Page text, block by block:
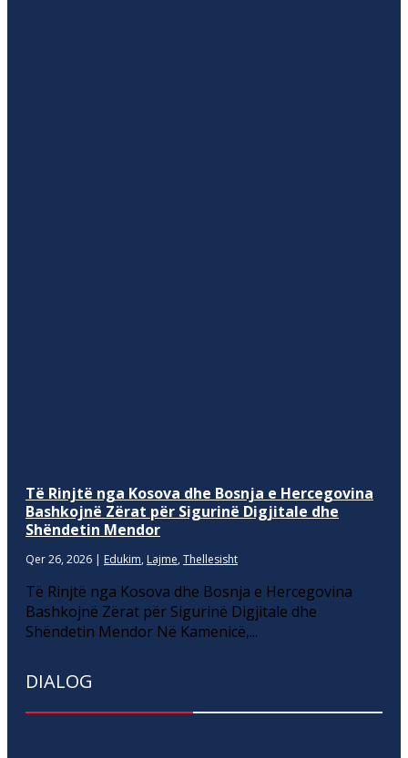
Të Rinjtë nga Kosova dhe Bosnja e Hercegovina
Bashkojnë Zërat për Sigurinë Digjitale dhe
Shëndetin Mendor
Qer 26, 2026 | Edukim, Lajme, Thellesisht
Të Rinjtë nga Kosova dhe Bosnja e Hercegovina
Bashkojnë Zërat për Sigurinë Digjitale dhe
Shëndetin Mendor Në Kamenicë,...
DIALOG